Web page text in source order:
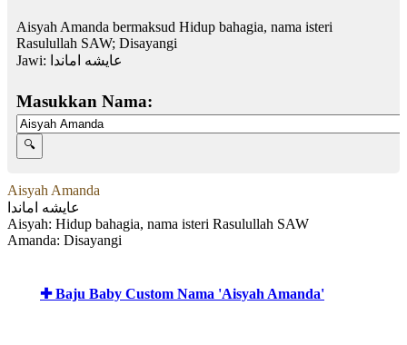
Aisyah Amanda bermaksud Hidup bahagia, nama isteri
Rasulullah SAW; Disayangi
Jawi: عايشه اماندا
Masukkan Nama:
Aisyah Amanda
عايشه اماندا
Aisyah: Hidup bahagia, nama isteri Rasulullah SAW
Amanda: Disayangi
✚ Baju Baby Custom Nama 'Aisyah Amanda'